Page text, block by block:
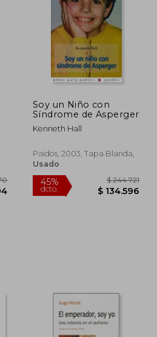
$ 78.986Soy un Niño con
Síndrome de Asperger
Kenneth Hall
Paidos, 2003, Tapa Blanda,
Usado